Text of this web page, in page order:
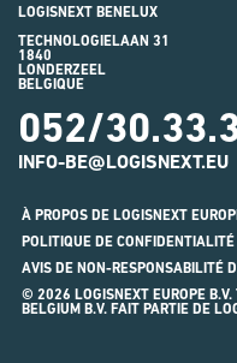
LOGISNEXT BENELUX
TECHNOLOGIELAAN 31
1840
LONDERZEEL
BELGIQUE
052/
INFO-BE@LOGISNEXT.EU
© 2026 LOGISNEXT EUROPE B.V.
BELGIUM B.V. FAIT PARTIE DE
À PROPOS DE LOGISNEXT
POLITIQUE DE CONFIDENTIALITÉ
AVIS DE NON-RESPONSABILITÉ